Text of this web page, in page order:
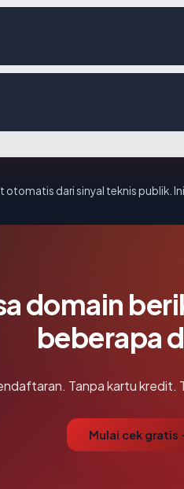
otomatis dari sinyal teknis publik.
domain
beberapa
Tanpa kartu kredit.
Mulai cek gratis